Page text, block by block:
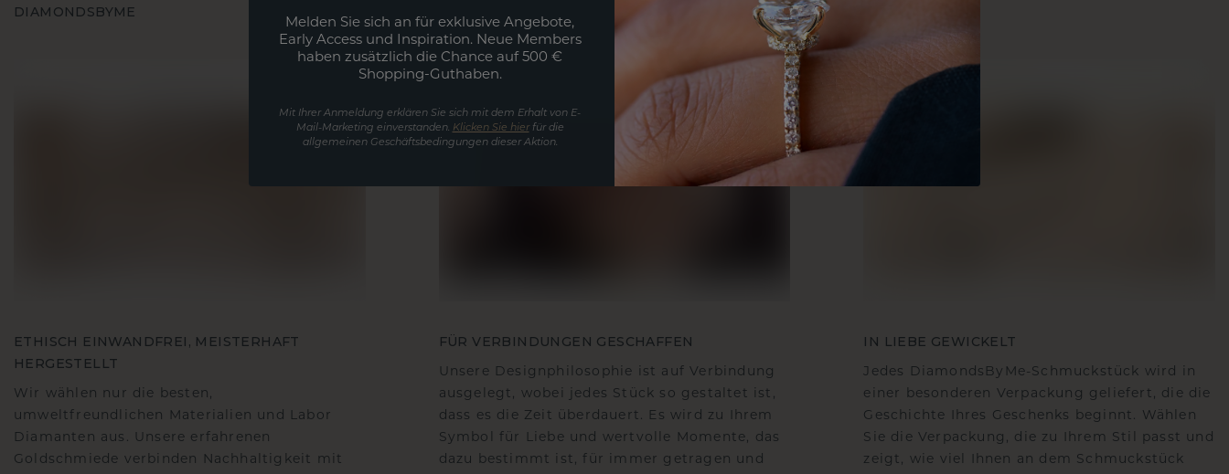
DIAMONDSBYME
ETHISCH EINWANDFREI, MEISTERHAFT
HERGESTELLT
Wir wählen nur die besten,
umweltfreundlichen Materialien und Labor
Diamanten aus. Unsere erfahrenen
Goldschmiede verbinden Nachhaltigkeit mit
FÜR VERBINDUNGEN GESCHAFFEN
Unsere Designphilosophie ist auf Verbindung
ausgelegt, wobei jedes Stück so gestaltet ist,
dass es die Zeit überdauert. Es wird zu Ihrem
Symbol für Liebe und wertvolle Momente, das
dazu bestimmt ist, für immer getragen und
IN LIEBE GEWICKELT
Jedes DiamondsByMe-Schmuckstück wird in
einer besonderen Verpackung geliefert, die die
Geschichte Ihres Geschenks beginnt. Wählen
Sie die Verpackung, die zu Ihrem Stil passt und
zeigt, wie viel Ihnen an dem Schmuckstück
Melden Sie sich an für exklusive Angebote,
Early Access und Inspiration. Neue Members
haben zusätzlich die Chance auf 500 €
Shopping-Guthaben.
Mit Ihrer Anmeldung erklären Sie sich mit dem Erhalt von E-
Mail-Marketing einverstanden. Klicken Sie hierfür die
allgemeinen Geschäftsbedingungen dieser Aktion.